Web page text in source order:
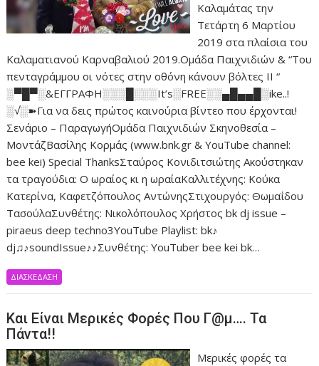
Καλαμάτας την
Τετάρτη 6 Μαρτίου
2019 στα πλαίσια του
Καλαματιανού Καρναβαλιού 2019.Ομάδα Παιχνιδιών & “Του
πενταγράμμου οι νότες στην οθόνη κάνουν βόλτες ΙΙ “
░▀█▀░&ΕΓΓΡΑΦΗ░░░█░░░It’s░FREE░░▄█▄▄█░ike..!
░√░➽Για να δεις πρώτος καινούρια βίντεο που έρχονται!
Σενάριο – ΠαραγωγήΟμάδα Παιχνιδιών Σκηνοθεσία –
ΜοντάζΒασίλης Κορμάς (www.bnk.gr & YouTube channel:
bee kei) Special ThanksΣταύρος Κονιδιτσιώτης Ακούστηκαν
τα τραγούδια: Ο ωραίος κι η ωραίαΚαλλιτέχνης: Κούκα
Κατερίνα, Καφετζόπουλος ΑντώνηςΣτιχουργός: Θωμαΐδου
ΤασούλαΣυνθέτης: Νικολόπουλος Χρήστος bk dj issue –
piraeus deep techno3YouTube Playlist: bk♪
dj♫♪soundIssue♪♪Συνθέτης: YouTuber bee kei bk…
ΔΙΑΣΚΕΔΑΣΗ
Και Είναι Μερικές Φορές Που Γ@μ…. Τα
Πάντα!!
Μερικές φορές τα